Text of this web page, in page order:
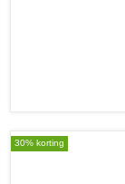
30% korting